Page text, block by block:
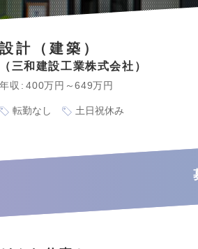
設計（建築）
三和建設工業株式会社
年収 400万円～649万円
転勤なし 土日祝休み